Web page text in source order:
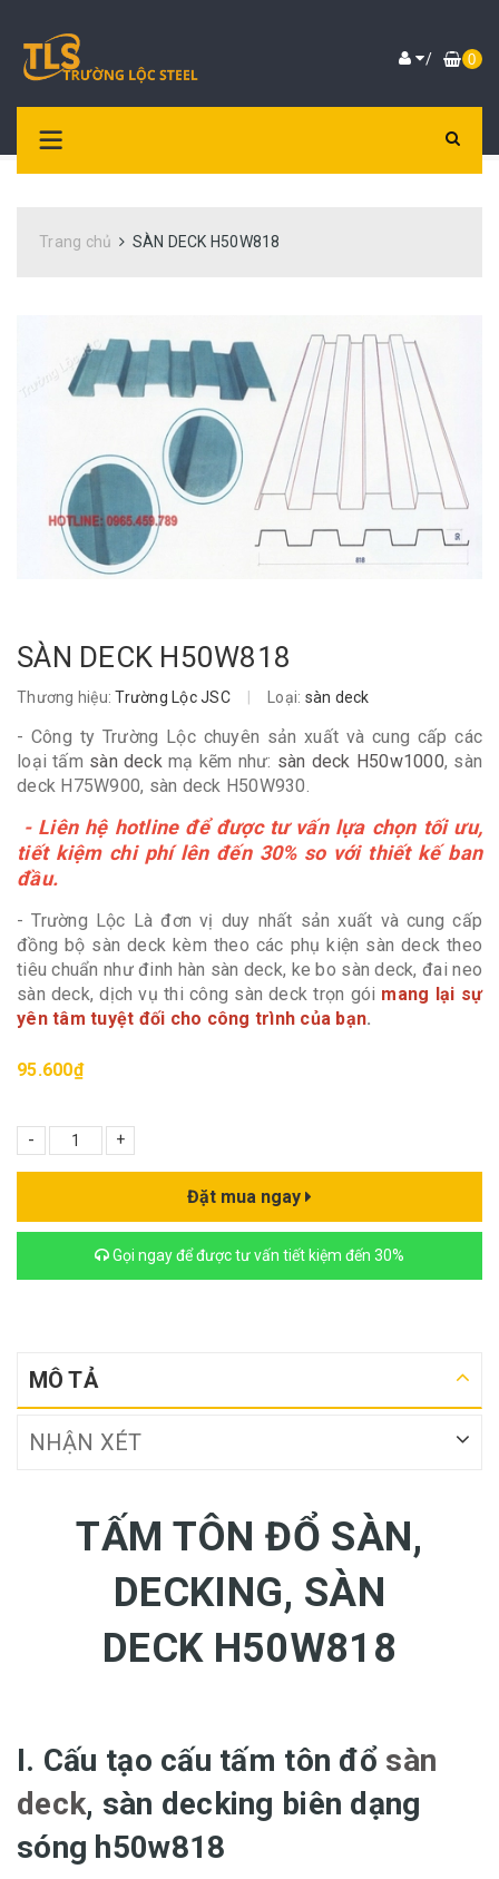
/ 0
Trang chủ SÀN DECK H50W818
SÀN DECK H50W818
Thương hiệu:Trường Lộc JSC Loại: sàn deck
- Công ty Trường Lộc chuyên sản xuất và cung cấp các
loại tấm sàn deckmạ kẽm như: sàn deck H50w1000, sàn
deck H75W900, sàn deck H50W930.
- Liên hệ hotline để được tư vấn lựa chọn tối ưu,
tiết kiệm chi phí lên đến 30% so với thiết kế ban
đầu.
- Trường Lộc Là đơn vị duy nhất sản xuất và cung cấp
đồng bộ sàn deck kèm theo các phụ kiện sàn deck theo
tiêu chuẩn như đinh hàn sàn deck, ke bo sàn deck, đai neo
sàn deck, dịch vụ thi công sàn deck trọn gói mang lại sự
yên tâm tuyệt đối cho công trình của bạn.
95.600₫
- +
Đặt mua ngay
Gọi ngay để được tư vấn tiết kiệm đến 30%
MÔ TẢ
NHẬN XÉT
TẤM TÔN ĐỔ SÀN,
DECKING, SÀN
DECK H50W818
I. Cấu tạo cấu tấm tôn đổ sàn
deck, sàn decking biên dạng
sóng h50w818